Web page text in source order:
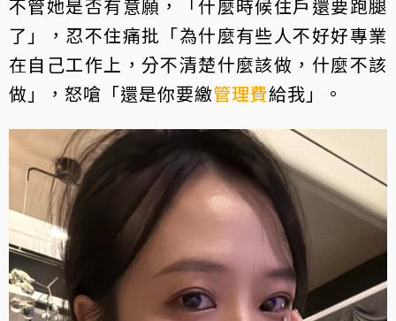
不管她是否有意願，「什麼時候住戶還要跑腿
了」，忍不住痛批「為什麼有些人不好好專業
在自己工作上，分不清楚什麼該做，什麼不該
做」，怒嗆「還是你要繳管理費給我」。